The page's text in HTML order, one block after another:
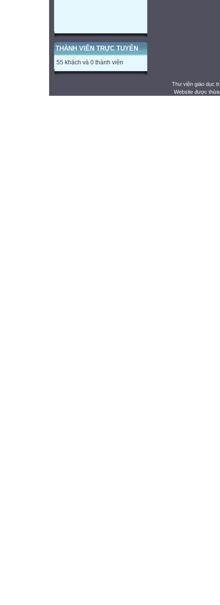
THÀNH VIÊN TRỰC TUYẾN
55 khách và 0 thành viên
Thư viện giáo dục
Website được